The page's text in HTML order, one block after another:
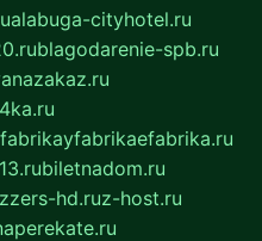
alabuga-cityhotel.ru
blagodarenie-spb.ru
fabrikayfabrikaefabrika.ru
biletnadom.ru
hd.ruz-host.ru